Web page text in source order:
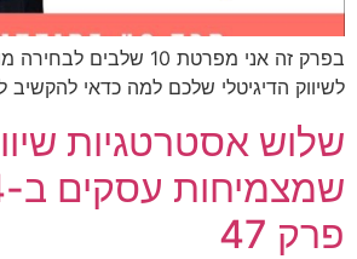
בפרק זה אני מפרטת 10
לשיווק הדיגיטלי שלכם למה כדאי להקשיב
שלוש אסטרטגיות
פרק 47